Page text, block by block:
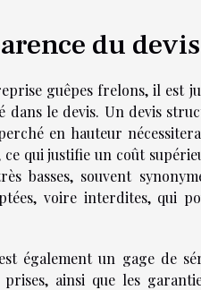
du devis
guêpes frelons, il est
dans le devis. Un devis
en hauteur
qui justifie un coût
basses, souvent
voire interdites, qui
également un gage de
ainsi que les